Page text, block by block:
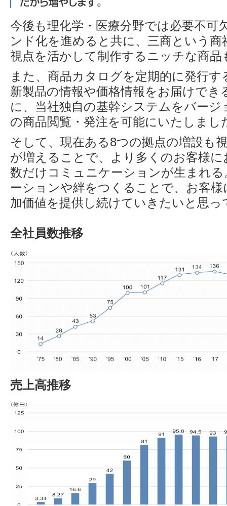
今後も理化学・医療分野では必要不可
ンド化を進めると共に、三商という
視点を活かして制作するニッチな商
また、商品カタログを定期的に発行
新製品の情報や価格情報をお届けで
に、当社独自の基幹システムをバー
の商品閲覧・発注を可能にいたしまし
そして、現在ある8つの拠点の増設も
が増えることで、より多くのお客様
数だけコミュニケーションが生まれ
ーションや絆をつくることで、お客
加価値を提供し続けていきたいと思っ
全社員数推移
売上高推移